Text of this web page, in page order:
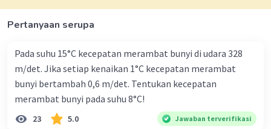
- P adalah daya suara, dan
a. Frekuensi sirine yang diterima pengamat ketika saling
mendekat dan saling menjauh dapat dihitung dengan
mengganti nilai-nilai yang diberikan ke dalam rumus efek
b. Taraf intensitas suara yang diamati oleh pengamat
lain pada jarak 10 meter dari ambulan ketika ambulan
Pertanyaan serupa
Pada suhu 15°C kecepatan merambat bunyi di udara 328
m/det. Jika setiap kenaikan 1°C kecepatan merambat
bunyi bertambah 0,6 m/det. Tentukan kecepatan
merambat bunyi pada suhu 8°C!
23 5.0 Jawaban terverifikasi